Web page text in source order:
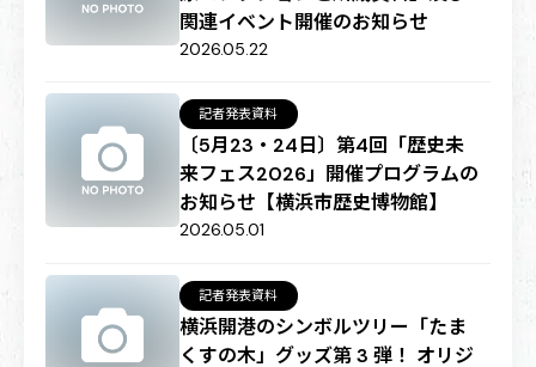
関連イベント開催のお知らせ
2026.05.22
〔5月23・24日〕第4回「歴史未
来フェス2026」開催プログラムの
お知らせ【横浜市歴史博物館】
記者発表資料
2026.05.01
横浜開港のシンボルツリー「たま
くすの木」グッズ第 3 弾！ オリジ
記者発表資料